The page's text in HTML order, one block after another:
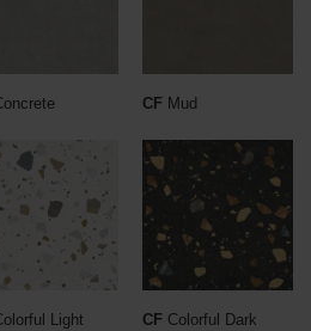
CF Mud
Light CF Colorful Dark